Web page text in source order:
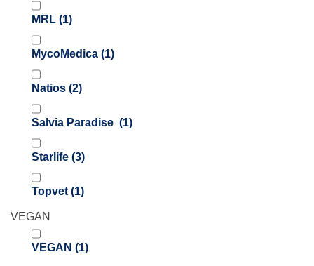
MRL (1)
MycoMedica (1)
Natios (2)
Salvia Paradise (1)
Starlife (3)
Topvet (1)
VEGAN
VEGAN (1)